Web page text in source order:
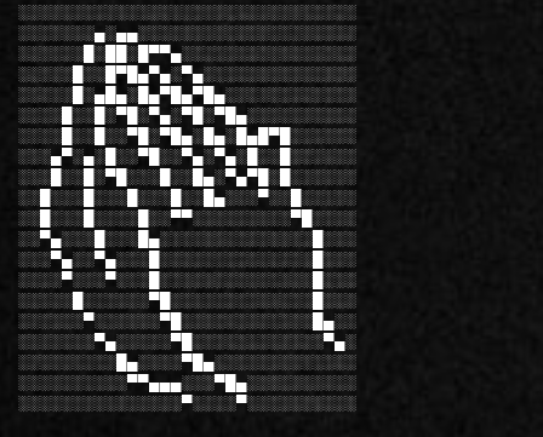
░░░░░░░░░░░░░░░░░░░░░░░░░░░░░░░
░░░░░░░▄░▄▄░░░░░░░░░░░░░░░░░░░░
░░░░░░█░██░█▀▀▄░░░░░░░░░░░░░░░░
░░░░░█░░█▀█▄▀▄░▀▄░░░░░░░░░░░░░░
░░░░░█░▄█▄░█▄▀█▄▀█▄░░░░░░░░░░░░
░░░░█░░█░▀█░▀▄░▀█░▀█▄░░░░░░░░░░
░░░░█░░█░░▀█░▀█▄░█▄░█▄█▀█░░░░░░
░░░▄▀░▄░█░░▀█░░▀▄░▀▄░█░░█░░░░░░
░░░█░░█░▀█░░░█░░█▄░▀▄▀█░█░░░░░░
░░█░░░█░░░█░░░█░░█▄░░░▀░░█░░░░░
░░█░░░█░░░░█░░▀▀░░░░░░░░░▀█░░░░
░░▀▄░░░█░░░█▄░░░░░░░░░░░░░░█░░░
░░░▀▄░░▀▄░░░█░░░░░░░░░░░░░░█░░░
░░░░▀░░░▀░░░█░░░░░░░░░░░░░░█░░░
░░░░░█░░░░░░▀█░░░░░░░░░░░░░█░░░
░░░░░░▀░░░░░░▀█░░░░░░░░░░░░█▄░░
░░░░░░░▀▄░░░░░▀█░░░░░░░░░░░░▀▄░
░░░░░░░░░█▄░░░░▀█▄░░░░░░░░░░░░░
░░░░░░░░░░▀▀▄▄▄░░░▀█▄░░░░░░░░░░
░░░░░░░░░░░░░░░▀░░░░▀░░░░░░░░░░